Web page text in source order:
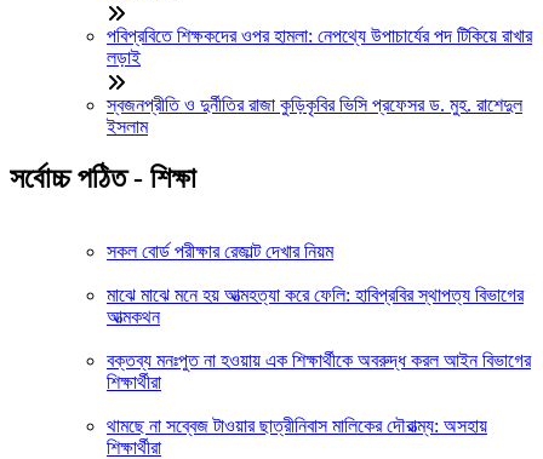
পবিপ্রবিতে শিক্ষকদের ওপর হামলা: নেপথ্যে উপাচার্যের পদ টিকিয়ে রাখার
লড়াই
স্বজনপ্রীতি ও দুর্নীতির রাজা কুড়িকৃবির ভিসি প্রফেসর ড. মুহ. রাশেদুল
ইসলাম
সর্বোচ্চ পঠিত - শিক্ষা
সকল বোর্ড পরীক্ষার রেজাল্ট দেখার নিয়ম
মাঝে মাঝে মনে হয় আত্মহত্যা করে ফেলি: হাবিপ্রবির স্থাপত্য বিভাগের
আত্মকথন
বক্তব্য মনঃপুত না হওয়ায় এক শিক্ষার্থীকে অবরুদ্ধ করল আইন বিভাগের
শিক্ষার্থীরা
থামছে না সব্বেজ টাওয়ার ছাত্রীনিবাস মালিকের দৌরাত্ম্য: অসহায়
শিক্ষার্থীরা